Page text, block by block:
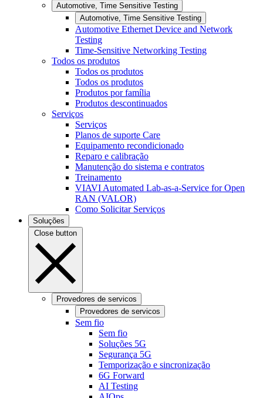
Automotive, Time Sensitive Testing
Automotive, Time Sensitive Testing
Automotive Ethernet Device and Network
Testing
Time-Sensitive Networking Testing
Todos os produtos
Todos os produtos
Todos os produtos
Produtos por família
Produtos descontinuados
Serviços
Serviços
Planos de suporte Care
Equipamento recondicionado
Reparo e calibração
Manutenção do sistema e contratos
Treinamento
VIAVI Automated Lab-as-a-Service for Open
RAN (VALOR)
Como Solicitar Serviços
Soluções
Close button
Provedores de servicos
Provedores de servicos
Sem fio
Sem fio
Soluções 5G
Segurança 5G
Temporização e sincronização
6G Forward
AI Testing